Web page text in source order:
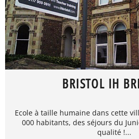
BRISTOL IH
Ecole à taille humaine dans cette
000 habitants, des séjours du
qualité !...